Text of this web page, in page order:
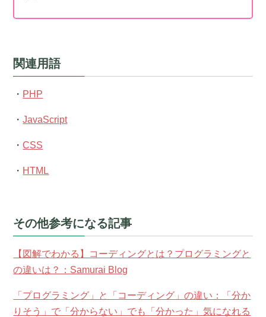
関連用語
・ PHP
・JavaScript
・CSS
・ HTML
その他参考になる記事
【図解でわかる】コーディングとは？プログラミングと
の違いは？：Samurai Blog
「プログラミング」と「コーディング」の違い：「分か
りそう」で「分からない」でも「分かった」気になれる